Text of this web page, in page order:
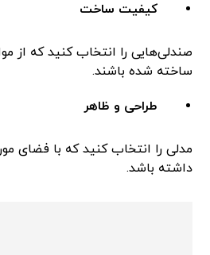
کیفیت ساخت
صندلی‌هایی را انتخاب کنید که از
ساخته شده باشند.
طراحی و ظاهر
مدلی را انتخاب کنید که با فضای
داشته باشد.